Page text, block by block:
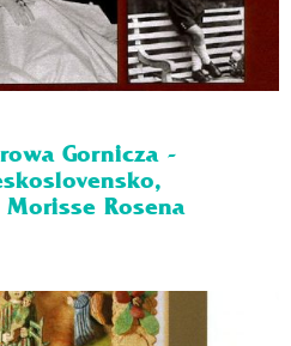
Gornicza -
Rosena